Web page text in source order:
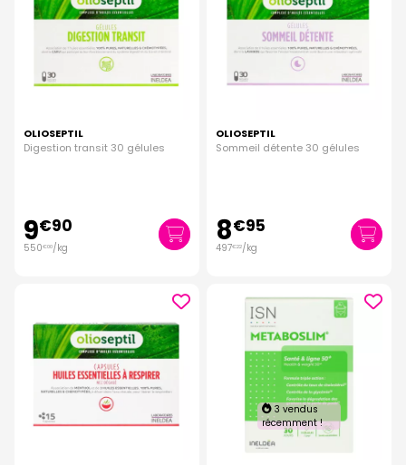
OLIOSEPTIL
Digestion transit 30 gélules
9€90
550€00/kg
OLIOSEPTIL
Sommeil détente 30 gélules
8€95
497€22/kg
3 vendus
récemment !